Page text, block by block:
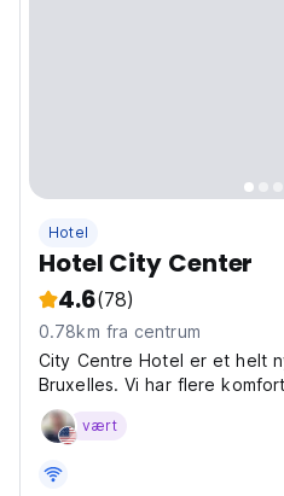
Hotel
Hotel City Center
4.6(78)
0.78km fra centrum
City Centre Hotel er et helt
Bruxelles. Vi har flere
individuel bruser.
vært